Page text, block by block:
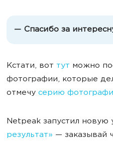
— Спасибо за
Кстати, вот тут можно
фотографии, которые
отмечу серию
Netpeak запустил новую
результат» — заказывай